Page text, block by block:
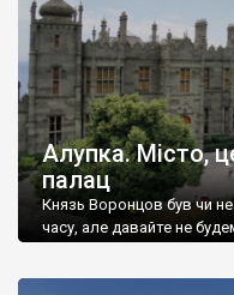
Алупка. Місто,
палац
Князь Воронцов був чи
часу, але давайте не